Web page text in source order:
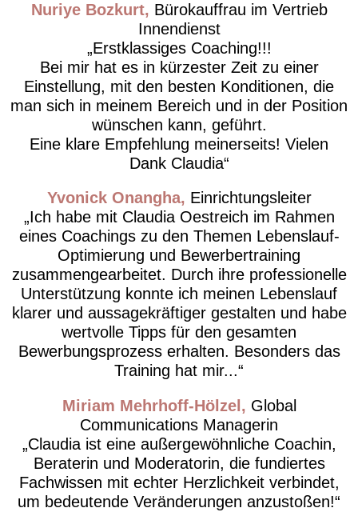
Nuriye Bozkurt
Bürokauffrau im Vertrieb
Innendienst
Erstklassiges Coaching!!!
Bei mir hat es in kürzester Zeit zu einer
Einstellung, mit den besten Konditionen, die
man sich in meinem Bereich und in der Position
wünschen kann, geführt.
Eine klare Empfehlung meinerseits! Vielen
Dank Claudia
Yvonick Onangha
Einrichtungsleiter
Ich habe mit Claudia Oestreich im Rahmen
eines Coachings zu den Themen Lebenslauf-
Optimierung und Bewerbertraining
zusammengearbeitet. Durch ihre professionelle
Unterstützung konnte ich meinen Lebenslauf
klarer und aussagekräftiger gestalten und habe
wertvolle Tipps für den gesamten
Bewerbungsprozess erhalten. Besonders das
Training hat mir...
Miriam Mehrhoff-Hölzel
Global
Communications Managerin
Claudia ist eine außergewöhnliche Coachin,
Beraterin und Moderatorin, die fundiertes
Fachwissen mit echter Herzlichkeit verbindet,
um bedeutende Veränderungen anzustoßen!